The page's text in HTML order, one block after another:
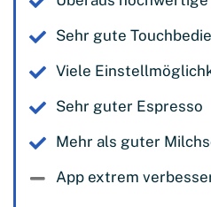
Sehr gute
Viele
Sehr guter Espresso
Mehr als guter
App extrem